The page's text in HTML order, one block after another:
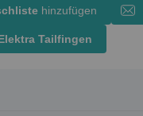
hinzufügen
Tailfingen